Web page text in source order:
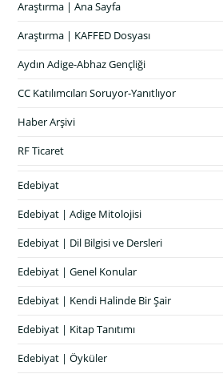
Araştırma | Ana Sayfa
Araştırma | KAFFED Dosyası
Aydın Adige-Abhaz Gençliği
CC Katılımcıları Soruyor-Yanıtlıyor
Haber Arşivi
RF Ticaret
Edebiyat
Edebiyat | Adige Mitolojisi
Edebiyat | Dil Bilgisi ve Dersleri
Edebiyat | Genel Konular
Edebiyat | Kendi Halinde Bir Şair
Edebiyat | Kitap Tanıtımı
Edebiyat | Öyküler